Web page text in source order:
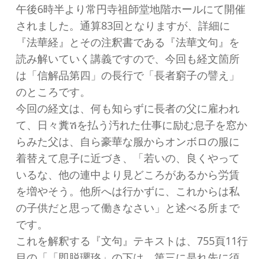
午後6時半より常円寺祖師堂地階ホールにて開催
されました。通算83回となりますが、詳細に
『法華経』とその注釈書である『法華文句』を
読み解いていく講義ですので、今回も経文箇所
は「信解品第四」の長行で「長者窮子の譬え」
のところです。
今回の経文は、何も知らずに長者の父に雇われ
て、日々糞ሽを払う汚れた仕事に励む息子を窓か
らみた父は、自ら豪華な服からオンボロの服に
着替えて息子に近づき、「若いの、良くやって
いるな、他の連中より見どころがあるから労賃
を増やそう。他所へは行かずに、これからは私
の子供だと思って働きなさい」と述べる所まで
です。
これを解釈する『文句』テキストは、755頁11行